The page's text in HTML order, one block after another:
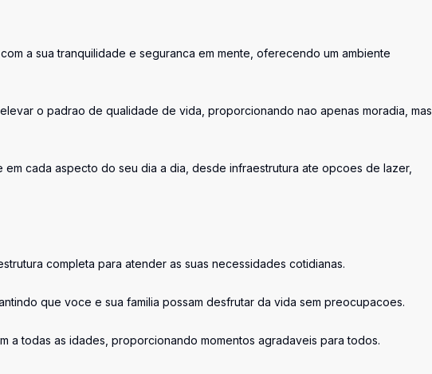
a sua tranquilidade e seguranca em mente, oferecendo um ambiente
o padrao de qualidade de vida, proporcionando nao apenas moradia, mas
cada aspecto do seu dia a dia, desde infraestrutura ate opcoes de lazer,
completa para atender as suas necessidades cotidianas.
que voce e sua familia possam desfrutar da vida sem preocupacoes.
a todas as idades, proporcionando momentos agradaveis para todos.